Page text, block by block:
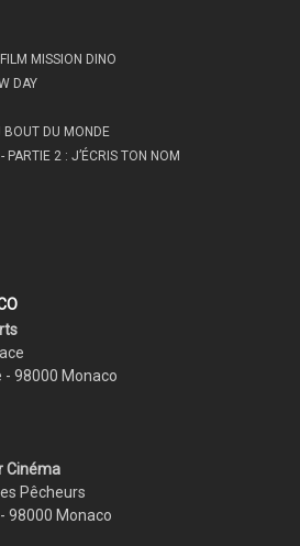
MISSION DINO
DAY
BOUT DU MONDE
PARTIE 2 : J’ÉCRIS TON NOM
- 98000 Monaco
Cinéma
Pêcheurs
98000 Monaco